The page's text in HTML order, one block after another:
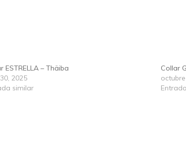
ESTRELLA – Thäiba
2025
similar
Collar